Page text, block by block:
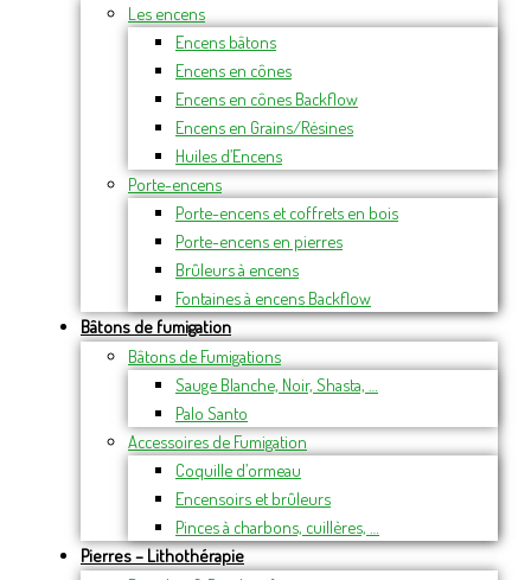
Les encens
Encens bâtons
Encens en cônes
Encens en cônes Backflow
Encens en Grains/Résines
Huiles d’Encens
Porte-encens
Porte-encens et coffrets en bois
Porte-encens en pierres
Brûleurs à encens
Fontaines à encens Backflow
Bâtons de fumigation
Bâtons de Fumigations
Sauge Blanche, Noir, Shasta, …
Palo Santo
Accessoires de Fumigation
Coquille d’ormeau
Encensoirs et brûleurs
Pinces à charbons, cuillères, …
Pierres – Lithothérapie